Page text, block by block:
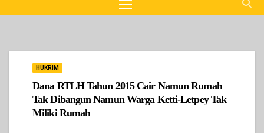
HUKRIM
Dana RTLH Tahun 2015 Cair Namun Rumah
Tak Dibangun Namun Warga Ketti-Letpey Tak
Miliki Rumah